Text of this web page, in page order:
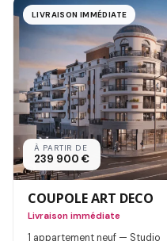
LIVRAISON IMMÉDIATE
À PARTIR DE
239 900 €
COUPOLE ART DECO
Livraison immédiate
1 appartement neuf — Studio